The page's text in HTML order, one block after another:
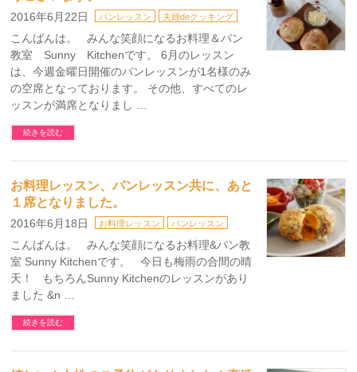
2016年6月22日 パンレッスン 夫婦deクッキング
こんばんは。 みんな笑顔になるお料理＆パン
教室 Sunny Kitchenです。 6月のレッスン
は、今週金曜日開催のパンレッスンが1名様のみ
の空席となっております。 その他、すべてのレ
ッスンが満席となりまし …
続きを読む
お料理レッスン、パンレッスン共に、あと
１席となりました。
2016年6月18日 お料理レッスン パンレッスン
こんばんは。 みんな笑顔になるお料理&パン教
室 Sunny Kitchenです。 今日も梅雨の合間の晴
天！ もちろんSunny Kitchenのレッスンがあり
ました &n …
続きを読む